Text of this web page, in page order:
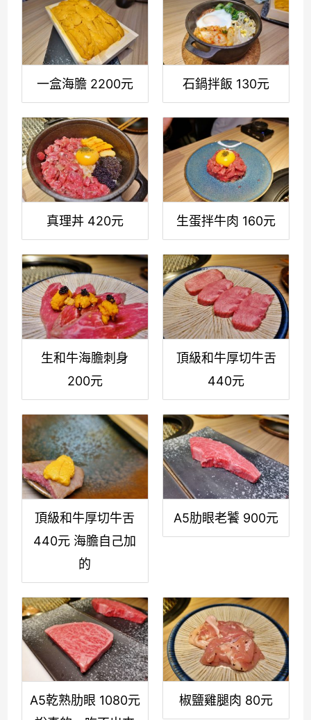
一盒海膽 2200元 石鍋拌飯 130元
真理丼 420元 生蛋拌牛肉 160元
生和牛海膽刺身
200元
頂級和牛厚切牛舌
440元
頂級和牛厚切牛舌
440元 海膽自己加
的
A5肋眼老饕 900元
A5乾熟肋眼 1080元
椒鹽雞腿肉 80元